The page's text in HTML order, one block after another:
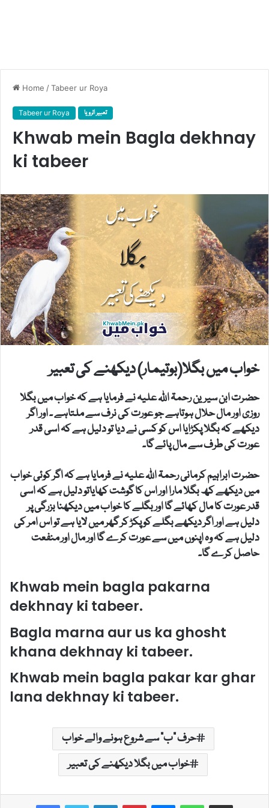
Home /Tabeer ur Roya
Tabeer ur Roya تعبیر الرویا
Khwab mein Bagla dekhnay
ki tabeer
خواب میں بگلا(بوتیمار) دیکھنے کی تعبیر
حضرت ابن سیرین رحمۃ اللہ علیہ نے فرمایا ہے کہ خواب میں بگلا
روزی اور مال حلال ہوتاہے جو عورت کی نرف سے ملتاہے ۔ اور اگر
دیکھے کہ بگلا پکڑایا اس کو کسی نے دیا تو دلیل ہے کہ اسی قدر
عورت کی طرف سے مال پائے گا۔
حضرت ابراہیم کرمانی رحمۃ اللہ علیہ نے فرمایا ہے کہ اگر کوئی خواب
میں دیکھے کھ بگلا مارا اور اس کا گوشت کھایاتو دلیل ہے کہ اسی
قدر عورت کا مال کھائے گا اور بگلے کا خواب میں دیکھنا بزرگی پر
دلیل ہے اور اگر دیکھے بگلے کو پکڑ کر گھر میں لایا ہے تو اس امر کی
دلیل ہے کہ وہ اپنوں میں سے عورت کرے گا اور مال اور منفعت
حاصل کرے گا۔
Khwab mein bagla pakarna
dekhnay ki tabeer.
Bagla marna aur us ka ghosht
khana dekhnay ki tabeer.
Khwab mein bagla pakar kar ghar
lana dekhnay ki tabeer.
حرف "ب" سے شروع ہونے والے خواب
خواب میں بگلا دیکھنے کی تعبیر
LinkedInPinterestMessengerWhatsAppShare via Email